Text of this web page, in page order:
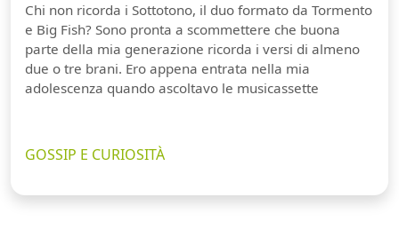
Chi non ricorda i Sottotono, il duo formato da Tormento
e Big Fish? Sono pronta a scommettere che buona
parte della mia generazione ricorda i versi di almeno
due o tre brani. Ero appena entrata nella mia
adolescenza quando ascoltavo le musicassette
GOSSIP E CURIOSITÀ